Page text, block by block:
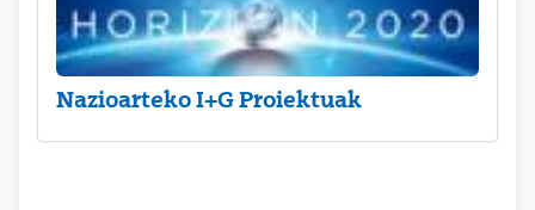
Nazioarteko I+G Proiektuak